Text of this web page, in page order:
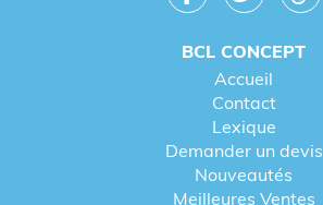
BCL CONCEPT
Accueil
Contact
Lexique
Demander un devis
Nouveautés
Meilleures Ventes